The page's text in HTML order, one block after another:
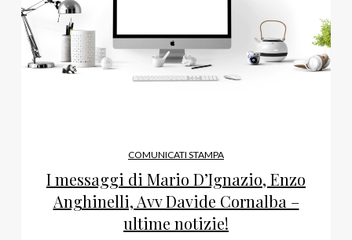
COMUNICATI STAMPA
I messaggi di Mario D’Ignazio, Enzo
Anghinelli, Avv Davide Cornalba –
ultime notizie!